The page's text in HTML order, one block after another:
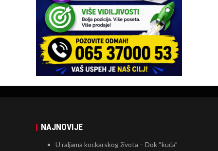
NAJNOVIJE
U raljama kockarskog života – Dok “kuća”